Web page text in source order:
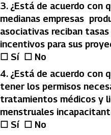
3.⁠ ⁠¿Está de acuerdo con
medianas empresas
asociativas reciban
incentivos para sus
☐ Sí ☐ No
4.⁠ ⁠¿Está de acuerdo con
tener los permisos
tratamientos médicos y
menstruales
☐ Sí ☐ No